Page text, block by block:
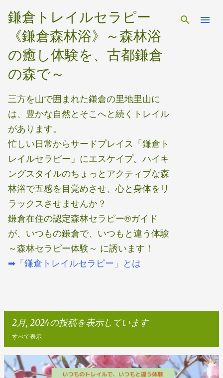
スキップしてメイン コンテンツに移動
鎌倉トレイルセラピー
《鎌倉森林浴》～森林浴
の癒し体験を、古都鎌倉
の森で～
三方を山で囲まれた鎌倉の里地里山に
は、豊かな自然とそこへと続くトレイル
があります。
忙しい日常からサードプレイス「鎌倉ト
レイルセラピー」にエスケイプ。ハイキ
ングスタイルのちょっとアクティブな森
林浴で五感を目覚めさせ、心と身体をリ
ラックスさせませんか？
鎌倉在住の認定森林セラピー®ガイド
が、いつもの鎌倉で、いつもと違う体験
～森林セラピー体験～ に誘います！
➡「鎌倉トレイルセラピー」とは
2月, 2024の投稿を表示しています
すべて表示
投